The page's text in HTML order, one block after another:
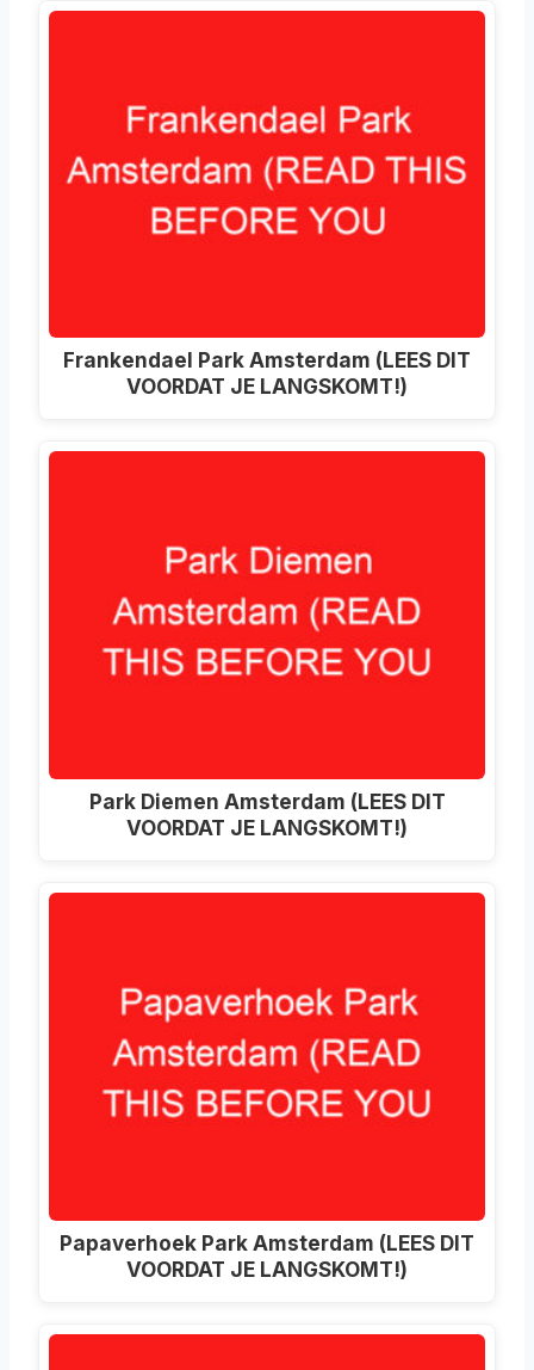
Frankendael Park Amsterdam (LEES DIT
VOORDAT JE LANGSKOMT!)
Park Diemen Amsterdam (LEES DIT
VOORDAT JE LANGSKOMT!)
Papaverhoek Park Amsterdam (LEES DIT
VOORDAT JE LANGSKOMT!)